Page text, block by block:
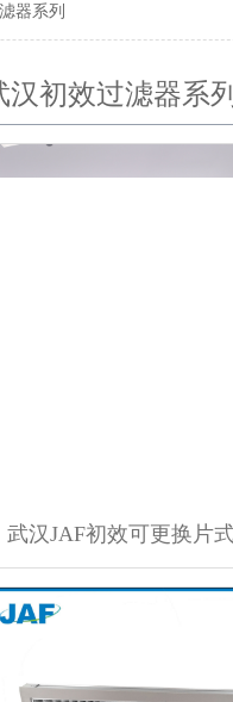
器系列
汉初效过滤器系列